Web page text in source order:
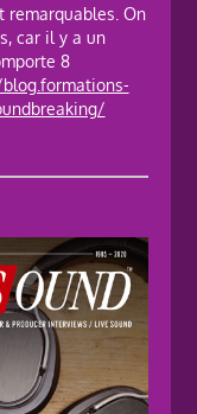
remarquables. On
car il y a un
8